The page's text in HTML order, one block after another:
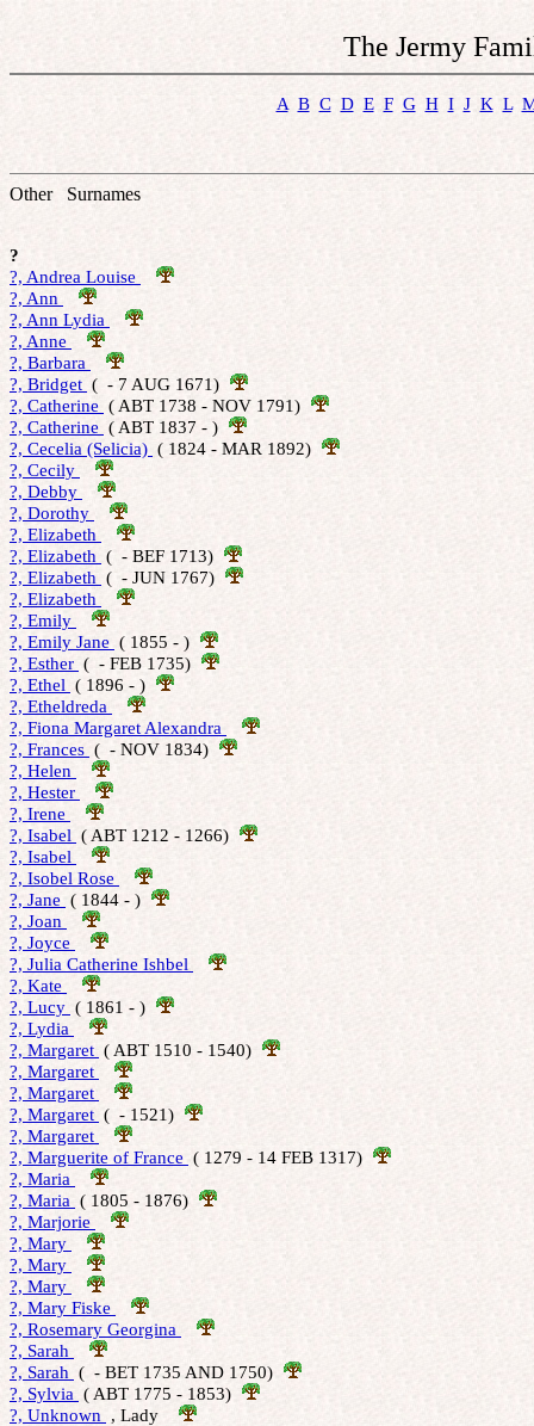
The Jermy
A B C D E F G H I J K L
Other Surnames
?
?, Andrea Louise
?, Ann
?, Ann Lydia
?, Anne
?, Barbara
?, Bridget (  - 7 AUG 1671)
?, Catherine ( ABT 1738 - NOV 1791)
?, Catherine ( ABT 1837 - )
?, Cecelia (Selicia) ( 1824 - MAR 1892)
?, Cecily
?, Debby
?, Dorothy
?, Elizabeth
?, Elizabeth (  - BEF 1713)
?, Elizabeth (  - JUN 1767)
?, Elizabeth
?, Emily
?, Emily Jane ( 1855 - )
?, Esther (  - FEB 1735)
?, Ethel ( 1896 - )
?, Etheldreda
?, Fiona Margaret Alexandra
?, Frances (  - NOV 1834)
?, Helen
?, Hester
?, Irene
?, Isabel ( ABT 1212 - 1266)
?, Isabel
?, Isobel Rose
?, Jane ( 1844 - )
?, Joan
?, Joyce
?, Julia Catherine Ishbel
?, Kate
?, Lucy ( 1861 - )
?, Lydia
?, Margaret ( ABT 1510 - 1540)
?, Margaret
?, Margaret
?, Margaret (  - 1521)
?, Margaret
?, Marguerite of France ( 1279 - 14 FEB 1317)
?, Maria
?, Maria ( 1805 - 1876)
?, Marjorie
?, Mary
?, Mary
?, Mary
?, Mary Fiske
?, Rosemary Georgina
?, Sarah
?, Sarah (  - BET 1735 AND 1750)
?, Sylvia ( ABT 1775 - 1853)
?, Unknown , Lady